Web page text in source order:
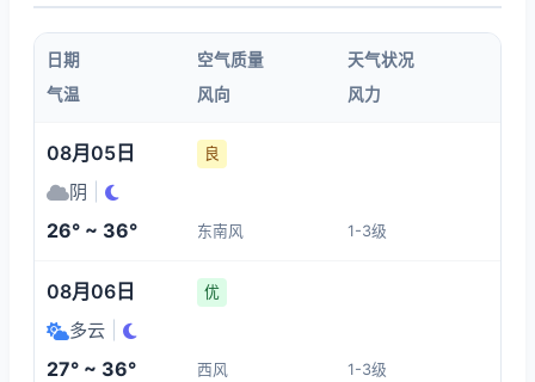
15:00
36°
1-3
16:00 18:00
01:00
28°
1-3
19:00 21:00
日期 空气质量
天气状况
气温
风向 风力
08月05日 良
阴
26° ~ 36° 东南风 1-3级
08月06日 优
多云
27° ~ 36° 西风 1-3级